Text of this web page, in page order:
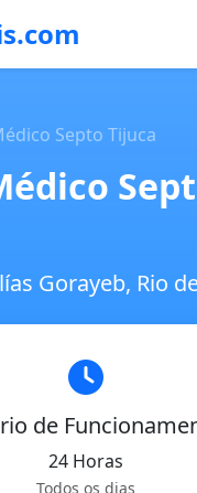
Septo Tijuca
Gorayeb, Rio
de
24 Horas
Todos os dias